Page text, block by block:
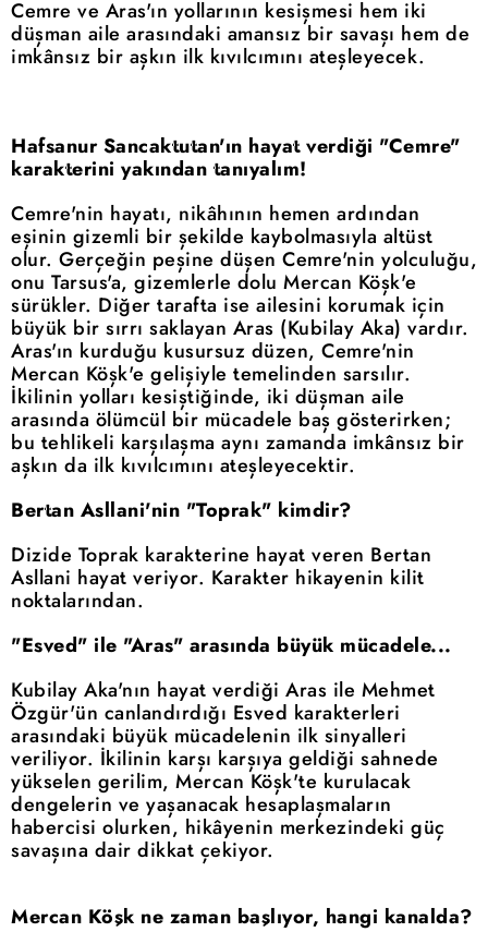
Cemre ve Aras'ın yollarının kesişmesi hem iki
düşman aile arasındaki amansız bir savaşı hem de
imkânsız bir aşkın ilk kıvılcımını ateşleyecek.
Hafsanur Sancaktutan'ın hayat verdiği "Cemre"
karakterini yakından tanıyalım!
Cemre'nin hayatı, nikâhının hemen ardından
eşinin gizemli bir şekilde kaybolmasıyla altüst
olur. Gerçeğin peşine düşen Cemre'nin yolculuğu,
onu Tarsus'a, gizemlerle dolu Mercan Köşk'e
sürükler. Diğer tarafta ise ailesini korumak için
büyük bir sırrı saklayan Aras (Kubilay Aka) vardır.
Aras'ın kurduğu kusursuz düzen, Cemre'nin
Mercan Köşk'e gelişiyle temelinden sarsılır.
İkilinin yolları kesiştiğinde, iki düşman aile
arasında ölümcül bir mücadele baş gösterirken;
bu tehlikeli karşılaşma aynı zamanda imkânsız bir
aşkın da ilk kıvılcımını ateşleyecektir.
Bertan Asllani'nin "Toprak" kimdir?
Dizide Toprak karakterine hayat veren Bertan
Asllani hayat veriyor. Karakter hikayenin kilit
noktalarından.
"Esved" ile "Aras" arasında büyük mücadele...
Kubilay Aka'nın hayat verdiği Aras ile Mehmet
Özgür'ün canlandırdığı Esved karakterleri
arasındaki büyük mücadelenin ilk sinyalleri
veriliyor. İkilinin karşı karşıya geldiği sahnede
yükselen gerilim, Mercan Köşk'te kurulacak
dengelerin ve yaşanacak hesaplaşmaların
habercisi olurken, hikâyenin merkezindeki güç
savaşına dair dikkat çekiyor.
Mercan Köşk ne zaman başlıyor, hangi kanalda?